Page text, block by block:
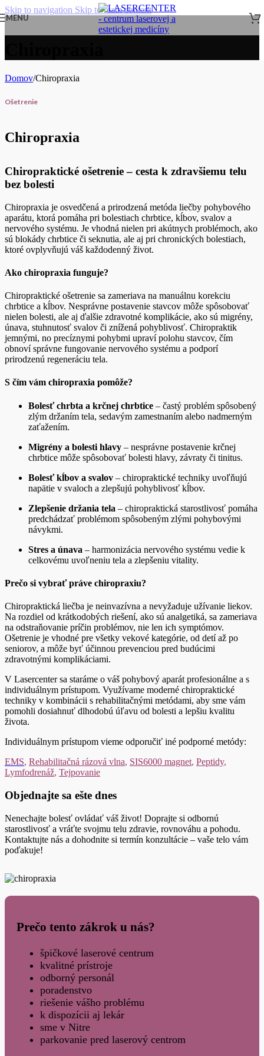
Skip to navigation Skip to main content
MENU
Domov/Chiropraxia
Ošetrenie
Chiropraxia
Chiropraktické ošetrenie – cesta k zdravšiemu telu
bez bolesti
Chiropraxia je osvedčená a prirodzená metóda liečby pohybového
aparátu, ktorá pomáha pri bolestiach chrbtice, kĺbov, svalov a
nervového systému. Je vhodná nielen pri akútnych problémoch, ako
sú blokády chrbtice či seknutia, ale aj pri chronických bolestiach,
ktoré ovplyvňujú váš každodenný život.
Ako chiropraxia funguje?
Chiropraktické ošetrenie sa zameriava na manuálnu korekciu
chrbtice a kĺbov. Nesprávne postavenie stavcov môže spôsobovať
nielen bolesti, ale aj ďalšie zdravotné komplikácie, ako sú migrény,
únava, stuhnutosť svalov či znížená pohyblivosť. Chiropraktik
jemnými, no precíznymi pohybmi upraví polohu stavcov, čím
obnoví správne fungovanie nervového systému a podporí
prirodzenú regeneráciu tela.
S čím vám chiropraxia pomôže?
Bolesť chrbta a krčnej chrbtice – častý problém spôsobený
zlým držaním tela, sedavým zamestnaním alebo nadmerným
zaťažením.
Migrény a bolesti hlavy – nesprávne postavenie krčnej
chrbtice môže spôsobovať bolesti hlavy, závraty či tinitus.
Bolesť kĺbov a svalov – chiropraktické techniky uvoľňujú
napätie v svaloch a zlepšujú pohyblivosť kĺbov.
Zlepšenie držania tela – chiropraktická starostlivosť pomáha
predchádzať problémom spôsobeným zlými pohybovými
návykmi.
Stres a únava – harmonizácia nervového systému vedie k
celkovému uvoľneniu tela a zlepšeniu vitality.
Prečo si vybrať práve chiropraxiu?
Chiropraktická liečba je neinvazívna a nevyžaduje užívanie liekov.
Na rozdiel od krátkodobých riešení, ako sú analgetiká, sa zameriava
na odstraňovanie príčin problémov, nie len ich symptómov.
Ošetrenie je vhodné pre všetky vekové kategórie, od detí až po
seniorov, a môže byť účinnou prevenciou pred budúcimi
zdravotnými komplikáciami.
V Lasercenter sa staráme o váš pohybový aparát profesionálne a s
individuálnym prístupom. Využívame moderné chiropraktické
techniky v kombinácii s rehabilitačnými metódami, aby sme vám
pomohli dosiahnuť dlhodobú úľavu od bolesti a lepšiu kvalitu
života.
Individuálnym prístupom vieme odporučiť iné podporné metódy:
EMS, Rehabilitačná rázová vlna, SIS6000 magnet, Peptidy,
Lymfodrenáž, Tejpovanie
Objednajte sa ešte dnes
Nenechajte bolesť ovládať váš život! Doprajte si odbornú
starostlivosť a vráťte svojmu telu zdravie, rovnováhu a pohodu.
Kontaktujte nás a dohodnite si termín konzultácie – vaše telo vám
poďakuje!
Prečo tento zákrok u nás?
špičkové laserové centrum
kvalitné prístroje
odborný personál
poradenstvo
riešenie vášho problému
k dispozícii aj lekár
sme v Nitre
parkovanie pred laserový centrom